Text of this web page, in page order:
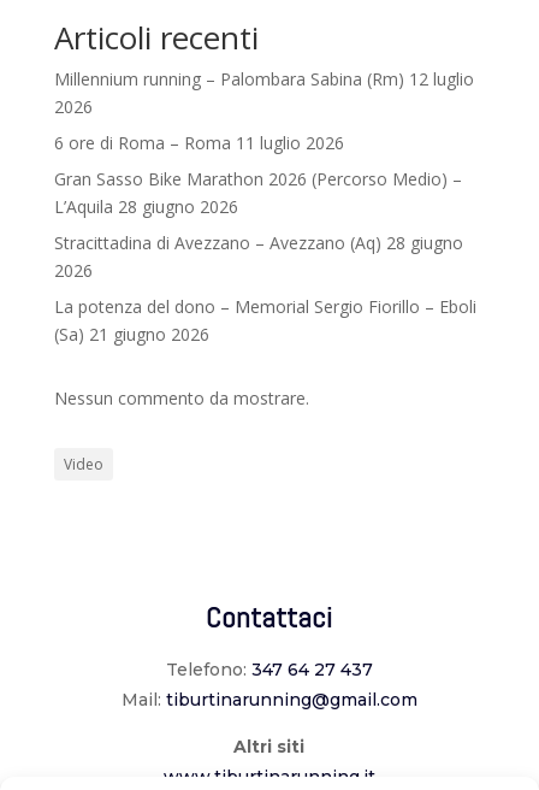
Articoli recenti
Millennium running – Palombara Sabina (Rm) 12 luglio
2026
6 ore di Roma – Roma 11 luglio 2026
Gran Sasso Bike Marathon 2026 (Percorso Medio) –
L’Aquila 28 giugno 2026
Stracittadina di Avezzano – Avezzano (Aq) 28 giugno
2026
La potenza del dono – Memorial Sergio Fiorillo – Eboli
(Sa) 21 giugno 2026
Nessun commento da mostrare.
Video
Contattaci
Telefono: 347 64 27 437
Mail: tiburtinarunning@gmail.com
Altri siti
www.tiburtinarunning.it